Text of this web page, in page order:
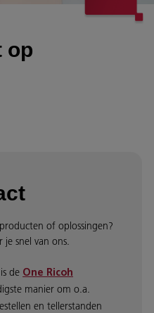
op
of oplossingen?
snel van ons.
de One Ricoh
manier om o.a.
en tellerstanden